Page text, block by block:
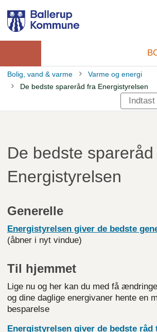
hovedindhold
Primær
navigation
Brødkrumme
Bolig, vand & varme
Varme og energi
De bedste spareråd fra Energistyrelsen
De bedste
Energistyrelsen
Generelle
Energistyrelsen giver de bedste
(åbner i nyt vindue)
Til hjemmet
Lige nu og her kan du med få
og dine daglige energivaner hente en
besparelse
Energistyrelsen giver de bedste